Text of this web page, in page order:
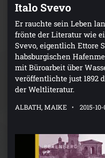
Italo Svevo
Er rauchte sein Leben
frönte der Literatur wie
Svevo, eigentlich Ettore
habsburgischen
mit Büroarbeit über
veröffentlichte just 1892
der Weltliteratur.
ALBATH, MAIKE 2015-